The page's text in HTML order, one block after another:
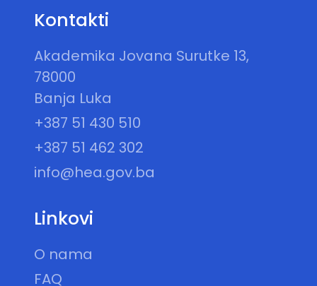
Kontakti
Akademika Jovana Surutke 13,
78000
Banja Luka
+387 51 430 510
+387 51 462 302
info@hea.gov.ba
Linkovi
O nama
FAQ